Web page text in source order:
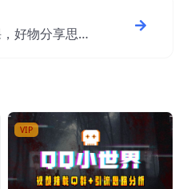
好物分享思路
VIP